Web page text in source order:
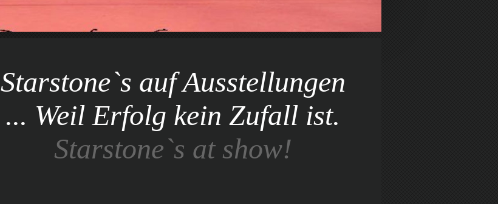
Starstone`s auf Ausstellungen
... Weil Erfolg kein Zufall ist.
Starstone`s at show!